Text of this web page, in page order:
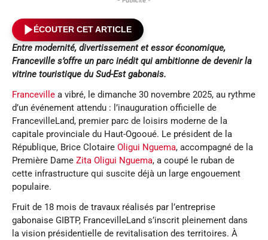
ÉCOUTER CET ARTICLE
Entre modernité, divertissement et essor économique,
Franceville s’offre un parc inédit qui ambitionne de devenir la
vitrine touristique du Sud-Est gabonais.
Franceville a vibré, le dimanche 30 novembre 2025, au rythme
d’un événement attendu : l’inauguration officielle de
FrancevilleLand, premier parc de loisirs moderne de la
capitale provinciale du Haut-Ogooué. Le président de la
République, Brice Clotaire Oligui Nguema, accompagné de la
Première Dame Zita Oligui Nguema, a coupé le ruban de
cette infrastructure qui suscite déjà un large engouement
populaire.
Fruit de 18 mois de travaux réalisés par l’entreprise
gabonaise GIBTP, FrancevilleLand s’inscrit pleinement dans
la vision présidentielle de revitalisation des territoires. À